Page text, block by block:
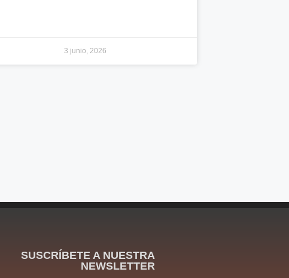
3 junio, 2026
SUSCRÍBETE A NUESTRA
NEWSLETTER